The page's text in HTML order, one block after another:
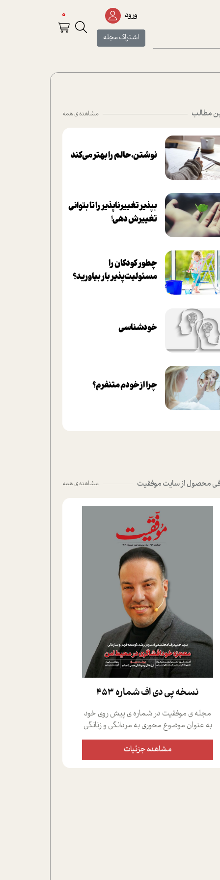
ورود
اشتراک مجله
0
مطالب مشاهده ی همه
نوشتن، حالم را بهتر می‌کند
بپذير تغييرناپذير را تا بتواني
تغييرش دهي!‏
چطور کودکان را
مسئولیت‌پذیر بار بیاورید؟
خودشناسی
چرا از خودم متنفرم؟
محصول از سایت موفقیت مشاهده ی همه
نسخه پي دي اف شماره 453
مجله ی موفقیت در شماره ی پیش روی خود
به عنوان موضوع محوری به مردانگی و زنانگی
سمی پرداخته است؛ علاوه بر این که؛ گفت و
گویی اختصاصی داشته ایم با فردین علیخواه،
جامعه شناس در بخش های مختلف تلاش
مشاهده جزئیات